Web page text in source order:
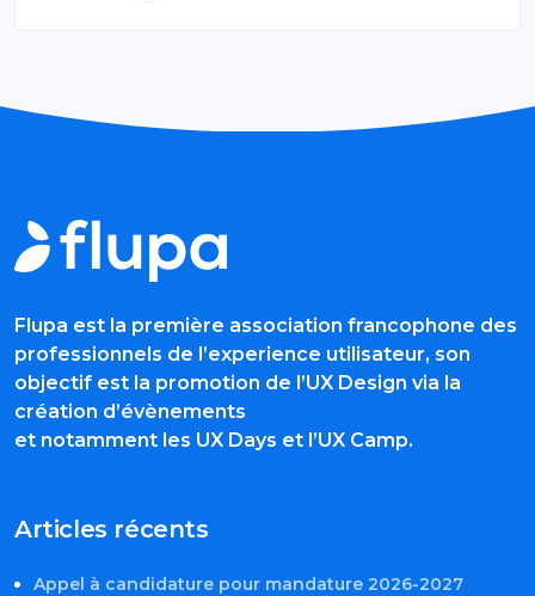
Flupa est la première association francophone des
professionnels de l’experience utilisateur, son
objectif est la promotion de l’UX Design via la
création d’évènements
et notamment les UX Days et l’UX Camp.
Articles récents
Appel à candidature pour mandature 2026-2027